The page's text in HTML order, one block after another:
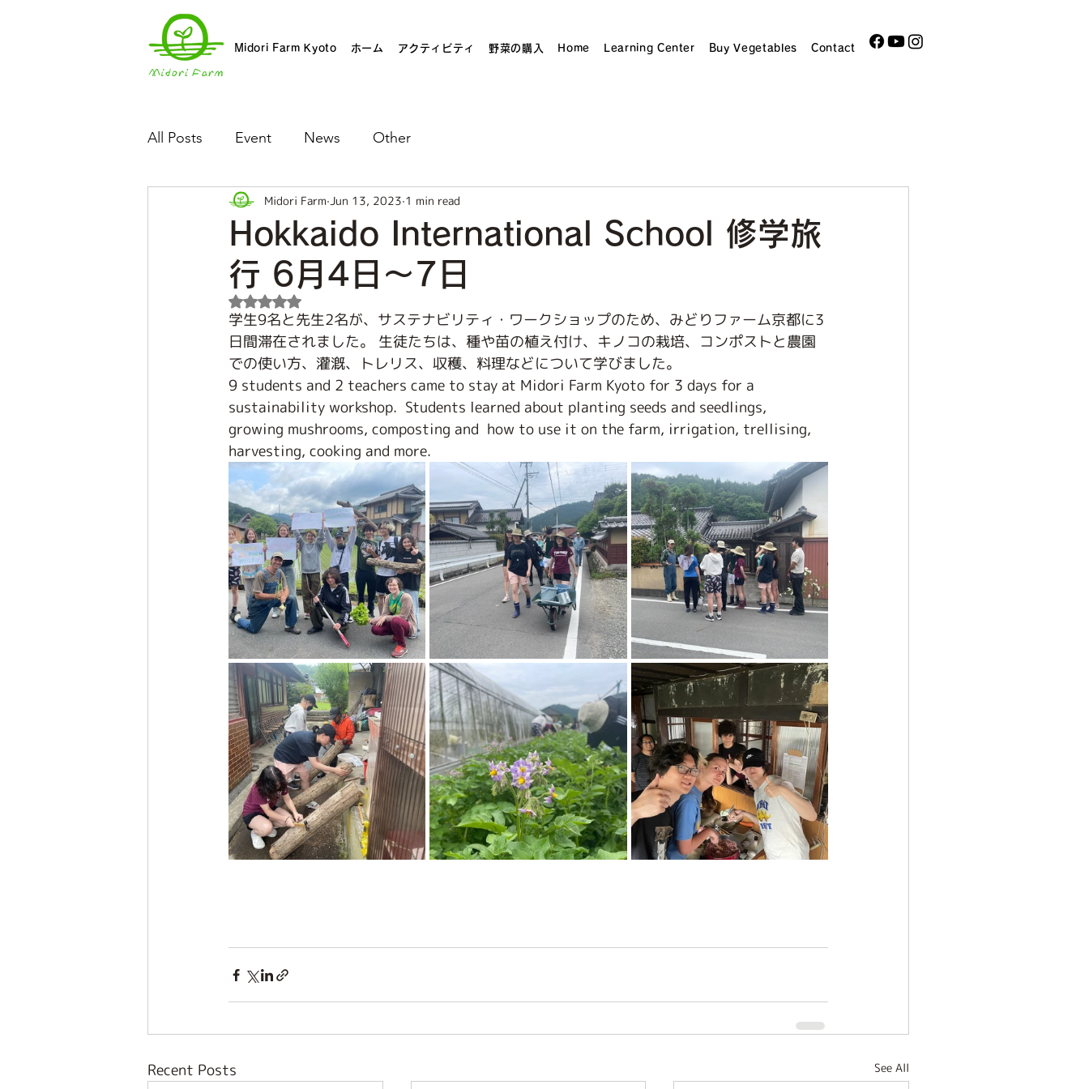
Midori Farm Kyoto ホーム アクティビティ 野菜の購入 Home Learning Center Buy Vegetables Contact
All Posts Event News Other
Hokkaido International School 修学旅
行 6月4日〜7日
Midori Farm Jun 13, 2023 1 min read
Rated NaN out of 5 stars.
学生9名と先生2名が、サステナビリティ・ワークショップのため、みどりファーム京都に3
日間滞在されました。 生徒たちは、種や苗の植え付け、キノコの栽培、コンポストと農園
での使い方、灌漑、トレリス、収穫、料理などについて学びました。
9 students and 2 teachers came to stay at Midori Farm Kyoto for 3 days for a
sustainability workshop.  Students learned about planting seeds and seedlings,
growing mushrooms, composting and  how to use it on the farm, irrigation, trellising,
harvesting, cooking and more.
Recent Posts See All